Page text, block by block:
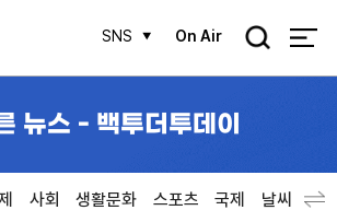
SNS On Air
검
뉴스 - 백투더투데이
사회 생활문화 스포츠 국제 날씨